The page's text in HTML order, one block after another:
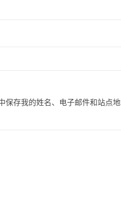
保存我的姓名、电子邮件和站点